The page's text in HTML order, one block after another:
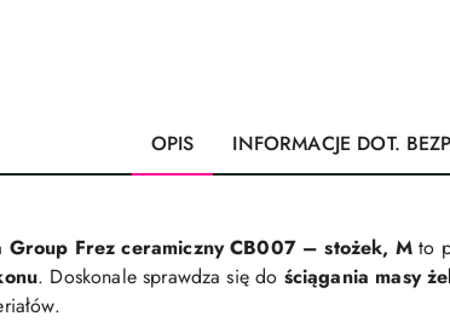
OPIS INFORMACJE DOT.
Group Frez ceramiczny CB007 – stożek, Mto
. Doskonale sprawdza się do ściągania masy